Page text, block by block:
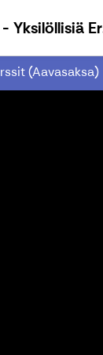
Eräelämyksiä Sinulle
(Aavasaksa)